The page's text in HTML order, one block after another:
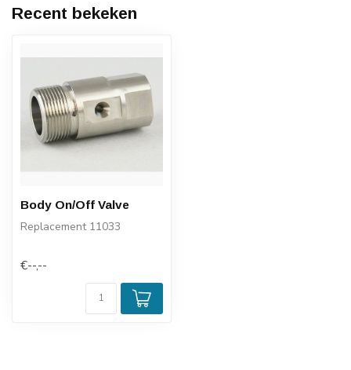
Recent bekeken
Body On/Off Valve
Replacement 11033
€--,--